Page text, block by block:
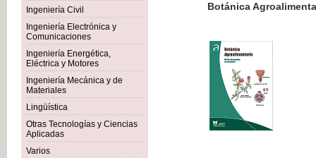
Ingeniería Civil
Ingeniería Electrónica y
Comunicaciones
Ingeniería Energética,
Eléctrica y Motores
Ingeniería Mecánica y de
Materiales
Lingüística
Otras Tecnologías y Ciencias
Aplicadas
Varios
Botánica Agroalimentaria